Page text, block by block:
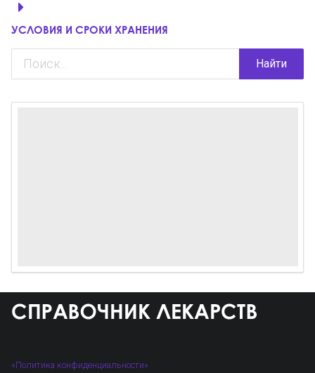
УСЛОВИЯ И СРОКИ ХРАНЕНИЯ
Найти
«Политика конфиденциальности»